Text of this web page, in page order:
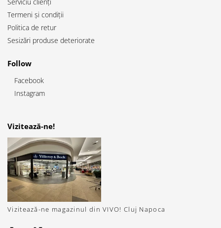
Termeni și condiții
Politica de retur
Sesizări produse deteriorate
Follow
Facebook
Instagram
Vizitează-ne!
Vizitează-ne magazinul din VIVO! Cluj Napoca